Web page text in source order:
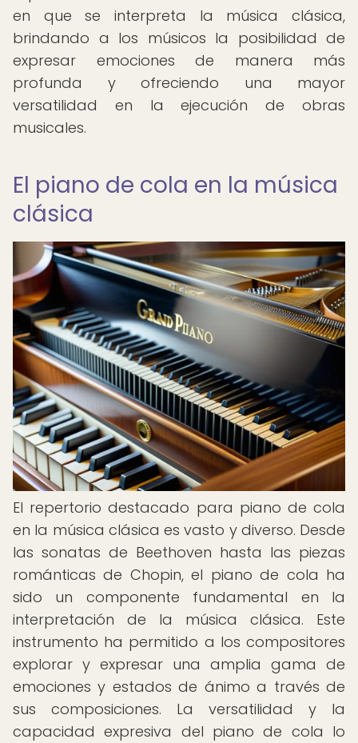
en que se interpreta la música clásica,
brindando a los músicos la posibilidad de
expresar emociones de manera más
profunda y ofreciendo una mayor
versatilidad en la ejecución de obras
musicales.
El piano de cola en la música
clásica
El repertorio destacado para piano de cola
en la música clásica es vasto y diverso. Desde
las sonatas de Beethoven hasta las piezas
románticas de Chopin, el piano de cola ha
sido un componente fundamental en la
interpretación de la música clásica. Este
instrumento ha permitido a los compositores
explorar y expresar una amplia gama de
emociones y estados de ánimo a través de
sus composiciones. La versatilidad y la
capacidad expresiva del piano de cola lo